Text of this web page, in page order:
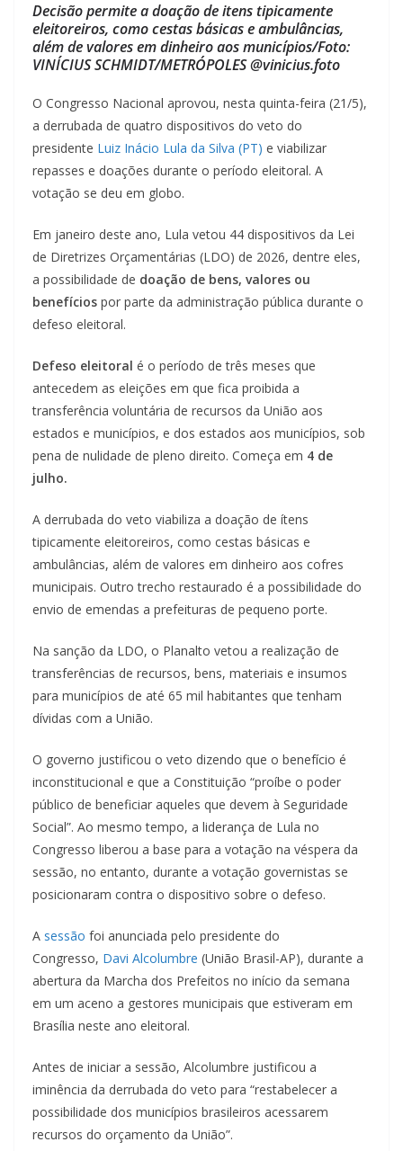
Decisão permite a doação de itens tipicamente
eleitoreiros, como cestas básicas e ambulâncias,
além de valores em dinheiro aos municípios/Foto:
VINÍCIUS SCHMIDT/METRÓPOLES @vinicius.foto
O Congresso Nacional aprovou, nesta quinta-feira (21/5),
a derrubada de quatro dispositivos do veto do
presidente Luiz Inácio Lula da Silva (PT) e viabilizar
repasses e doações durante o período eleitoral. A
votação se deu em globo.
Em janeiro deste ano, Lula vetou 44 dispositivos da Lei
de Diretrizes Orçamentárias (LDO) de 2026, dentre eles,
a possibilidade de doação de bens, valores ou
benefícios por parte da administração pública durante o
defeso eleitoral.
Defeso eleitoral é o período de três meses que
antecedem as eleições em que fica proibida a
transferência voluntária de recursos da União aos
estados e municípios, e dos estados aos municípios, sob
pena de nulidade de pleno direito. Começa em 4 de
julho.
A derrubada do veto viabiliza a doação de ítens
tipicamente eleitoreiros, como cestas básicas e
ambulâncias, além de valores em dinheiro aos cofres
municipais. Outro trecho restaurado é a possibilidade do
envio de emendas a prefeituras de pequeno porte.
Na sanção da LDO, o Planalto vetou a realização de
transferências de recursos, bens, materiais e insumos
para municípios de até 65 mil habitantes que tenham
dívidas com a União.
O governo justificou o veto dizendo que o benefício é
inconstitucional e que a Constituição “proíbe o poder
público de beneficiar aqueles que devem à Seguridade
Social”. Ao mesmo tempo, a liderança de Lula no
Congresso liberou a base para a votação na véspera da
sessão, no entanto, durante a votação governistas se
posicionaram contra o dispositivo sobre o defeso.
A sessão foi anunciada pelo presidente do
Congresso, Davi Alcolumbre (União Brasil-AP), durante a
abertura da Marcha dos Prefeitos no início da semana
em um aceno a gestores municipais que estiveram em
Brasília neste ano eleitoral.
Antes de iniciar a sessão, Alcolumbre justificou a
iminência da derrubada do veto para “restabelecer a
possibilidade dos municípios brasileiros acessarem
recursos do orçamento da União”.